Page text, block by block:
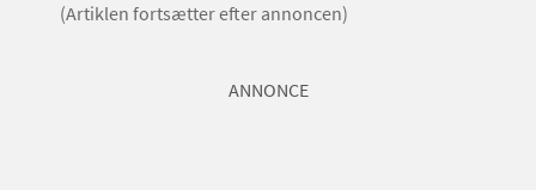
(Artiklen fortsætter efter annoncen)
ANNONCE